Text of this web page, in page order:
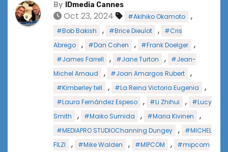
By IDmedia Cannes
Oct 23, 2024 #Akihiko Okamoto ,
#Bob Bakish , #Brice Dieulot ,
#Cris
Abrego
, #Dan Cohen , #Frank Doelger ,
#James Farrell , #Jane Turton ,
#Jean-
Michel Arnaud
, #Joan Amargos Rubert ,
#Kimberley tell , #La Reina Victoria Eugenia ,
#Laura Fernández Espeso , #Li Zhihui ,
#Lucy
Smith
, #Maiko Sumida , #Maria Kivinen ,
#MEDIAPRO STUDIOChanning Dungey ,
#MICHEL
FILZI
, #Mike Walden , #MIPCOM ,
#mipcom